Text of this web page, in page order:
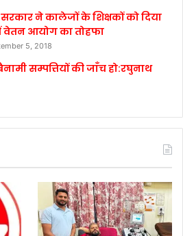
ने कालेजों के शिक्षकों को दिया
वेतन आयोग का तोहफा
5, 2018
सम्पत्तियों की जाँच हो:रघुनाथ